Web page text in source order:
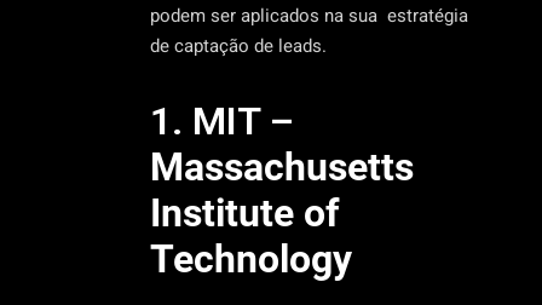
podem ser aplicados na sua estratégia
de captação de leads.
1. MIT –
Massachusetts
Institute of
Technology